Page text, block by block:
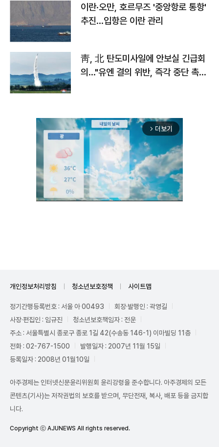
이란·오만, 호르무즈 '중앙항로 통항'
추진…입항은 이란 관리
靑, 北 탄도미사일에 안보실 긴급회
의…"유엔 결의 위반, 즉각 중단 촉
arrow_forward_ios 더보기
개인정보처리방침 청소년보호정책 사이트맵
정기간행등록번호 : 서울 아 00493
회장·발행인 : 곽영길
사장·편집인 : 임규진
청소년보호책임자 : 전운
주소 : 서울특별시 종로구 종로 1길 42(수송동 146-1) 이마빌딩 11층
전화 : 02-767-1500
발행일자 : 2007년 11월 15일
등록일자 : 2008년 01월10일
아주경제는 인터넷신문윤리위원회 윤리강령을 준수합니다. 아주경제의 모든
콘텐츠(기사)는 저작권법의 보호를 받으며, 무단전재, 복사, 배포 등을 금지합
니다.
Copyright ⓒ AJUNEWS All rights reserved.